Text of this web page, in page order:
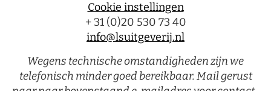
Cookie instellingen
+ 31 (0)20 530 73 40
info@lsuitgeverij.nl
Wegens technische omstandigheden zijn we
telefonisch minder goed bereikbaar. Mail gerust